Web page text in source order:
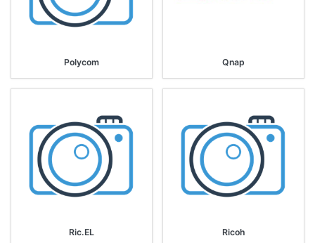
Polycom Qnap
Ric.EL Ricoh